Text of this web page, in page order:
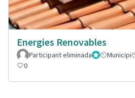
Energies Renovables
Participant eliminadaAdministrador
Municipi
0